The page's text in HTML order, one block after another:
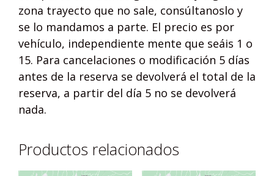
zona trayecto que no sale, consúltanoslo y
se lo mandamos a parte. El precio es por
vehículo, independiente mente que seáis 1 o
15. Para cancelaciones o modificación 5 días
antes de la reserva se devolverá el total de la
reserva, a partir del día 5 no se devolverá
nada.
Productos relacionados